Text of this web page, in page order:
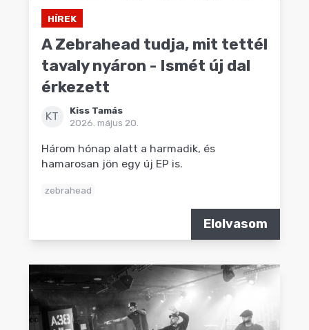
HÍREK
A Zebrahead tudja, mit tettél
tavaly nyáron - Ismét új dal
érkezett
KT
Kiss Tamás
2026. május 20.
Három hónap alatt a harmadik, és
hamarosan jön egy új EP is.
zebrahead
Elolvasom